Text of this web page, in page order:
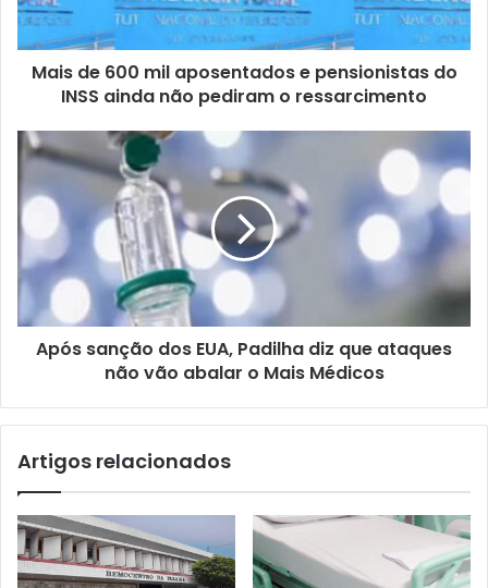
r
e
e
a
Mais de 600 mil aposentados e pensionistas do
INSS ainda não pediram o ressarcimento
Após sanção dos EUA, Padilha diz que ataques
não vão abalar o Mais Médicos
Artigos relacionados